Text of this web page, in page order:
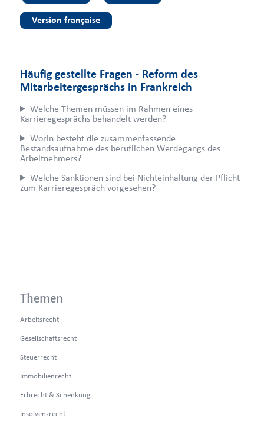
Version française
Häufig gestellte Fragen - Reform des
Mitarbeitergesprächs in Frankreich
Welche Themen müssen im Rahmen eines
Karrieregesprächs behandelt werden?
Worin besteht die zusammenfassende
Bestandsaufnahme des beruflichen Werdegangs des
Arbeitnehmers?
Welche Sanktionen sind bei Nichteinhaltung der Pflicht
zum Karrieregespräch vorgesehen?
Themen
Arbeitsrecht
Gesellschaftsrecht
Steuerrecht
Immobilienrecht
Erbrecht & Schenkung
Insolvenzrecht